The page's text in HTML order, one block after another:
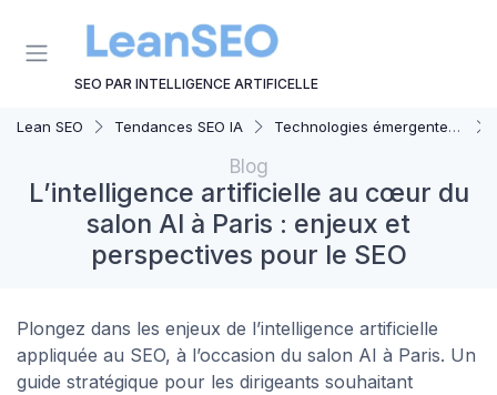
SEO PAR INTELLIGENCE ARTIFICELLE
Lean SEO Tendances SEO IA Technologies émergentes en SEO IA
Blog
L’intelligence artificielle au cœur du
salon AI à Paris : enjeux et
perspectives pour le SEO
Plongez dans les enjeux de l’intelligence artificielle
appliquée au SEO, à l’occasion du salon AI à Paris. Un
guide stratégique pour les dirigeants souhaitant